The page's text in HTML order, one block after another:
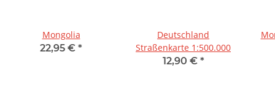
Mongolia
22,95 € *
Deutschland
Straßenkarte 1:500.000
12,90 € *